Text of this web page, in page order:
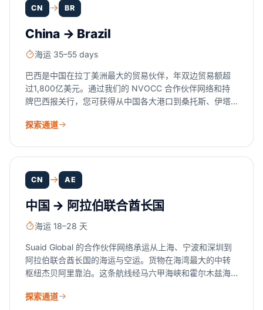
CN BR
China → Brazil
海运 35–55 days
巴西是中国在拉丁美洲最大的贸易伙伴，年双边贸易额超
过1,800亿美元。通过我们的 NVOCC 合作伙伴网络和持
牌巴西报关行，您可获得从中国各大港口到桑托斯、伊塔
联系人。我们协调 AFRMM 附加费、Radar Siscomex 注
探索通道
CN AE
中国 → 阿拉伯联合酋长国
海运 18–28 天
Suaid Global 的合作伙伴网络承运从上海、宁波和深圳到
阿拉伯联合酋长国的海运与空运。货物在海湾最大的中转
枢纽杰贝阿里靠泊。这条航线经马六甲海峡和霍尔木兹海
GCC 关税、阿联酋增值税以及 JAFZA 自由区再出口文
探索通道